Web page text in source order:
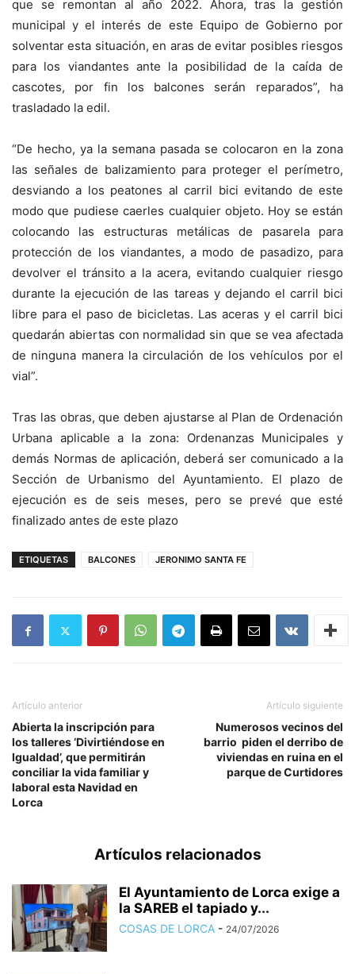
que se remontan al año 2022. Ahora, tras la gestión
municipal y el interés de este Equipo de Gobierno por
solventar esta situación, en aras de evitar posibles riesgos
para los viandantes ante la posibilidad de la caída de
cascotes, por fin los balcones serán reparados”, ha
trasladado la edil.
“De hecho, ya la semana pasada se colocaron en la zona
las señales de balizamiento para proteger el perímetro,
desviando a los peatones al carril bici evitando de este
modo que pudiese caerles cualquier objeto. Hoy se están
colocando las estructuras metálicas de pasarela para
protección de los viandantes, a modo de pasadizo, para
devolver el tránsito a la acera, evitando cualquier riesgo
durante la ejecución de las tareas y dejando el carril bici
libre para el paso de bicicletas. Las aceras y el carril bici
quedarán abiertas con normalidad sin que se vea afectada
de ninguna manera la circulación de los vehículos por el
vial”.
Tras las obras, que deben ajustarse al Plan de Ordenación
Urbana aplicable a la zona: Ordenanzas Municipales y
demás Normas de aplicación, deberá ser comunicado a la
Sección de Urbanismo del Ayuntamiento. El plazo de
ejecución es de seis meses, pero se prevé que esté
finalizado antes de este plazo
ETIQUETAS BALCONES JERONIMO SANTA FE
Artículo anterior
Abierta la inscripción para
los talleres ‘Divirtiéndose en
Igualdad’, que permitirán
conciliar la vida familiar y
laboral esta Navidad en
Lorca
Artículo siguiente
Numerosos vecinos del
barrio piden el derribo de
viviendas en ruina en el
parque de Curtidores
Artículos relacionados
El Ayuntamiento de Lorca exige a
la SAREB el tapiado y...
COSAS DE LORCA - 24/07/2026